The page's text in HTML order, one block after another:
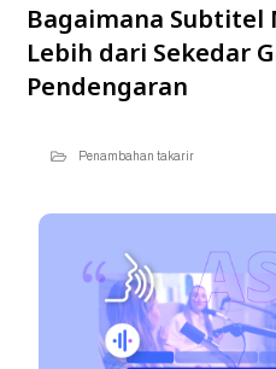
Bagaimana Subtitel
Lebih dari Sekedar
Pendengaran
Penambahan takarir